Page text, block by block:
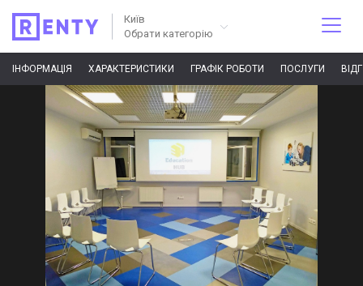
Київ
Обрати категорію
ІНФОРМАЦІЯ ХАРАКТЕРИСТИКИ ГРАФІК РОБОТИ ПОСЛУГИ